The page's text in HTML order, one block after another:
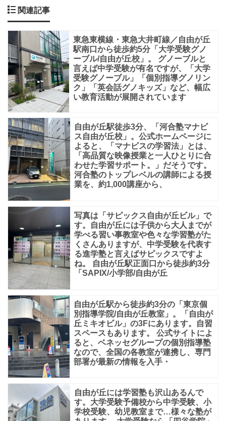
ー
ル、
四
谷
学
院、
栄
光
ゼ
ミ
ナ
ー
ル、
河
塾
な
ど
な
ど。
写
真
は
自
由
が
丘
駅
関連記事
東急東横線・東急大井町線／自由が丘
駅南口から徒歩約5分「大学受験グノ
ーブル/自由が丘校」。 グノーブルと
言えば中学受験が有名ですが、「大学
受験グノーブル」「個別指導グノリン
ク」「英会話グノキッズ」など、幅広
い教育活動が展開されています
自由が丘駅徒歩3分、「河合塾マナビ
ス自由が丘校」。公式ホームページに
よると、「マナビスの学習法」とは、
「高品質な映像授業と一人ひとりに合
わせた学習サポート。」だそうです。
河合塾のトップレベルの講師による授
業を、約1,000講座から、
写真は「サピックス自由が丘ビル」で
す。自由が丘には子供から大人までが
学べる習い事教室や色々な学習塾がた
くさんありますが、中学受験を代表す
る進学塾と言えばサピックスですよ
ね。 自由が丘駅正面口から徒歩約3分
「SAPIX/小学部/自由が丘
自由が丘駅から徒歩約3分の「東京個
別指導学院/自由が丘教室」。「自由が
丘ミキオビル」の3Fにあります。自習
スペースもあります。 公式サイトによ
ると、ベネッセグループの個別指導塾
なので、全国の各教室が連携し、専門
部署が最新の情報を入手・
自由が丘には学習塾も沢山あるんで
す。大学受験予備校から中学受験、小
学校受験、幼児教室まで…様々な塾が